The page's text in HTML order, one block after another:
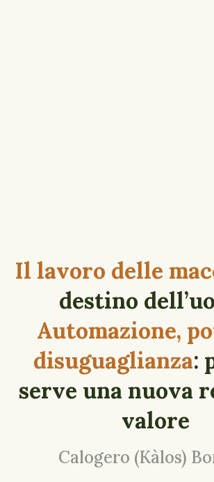
Il lavoro delle
destino
Automazione,
disuguaglianza:
serve una nuova
valore
Calogero (Kàlos)